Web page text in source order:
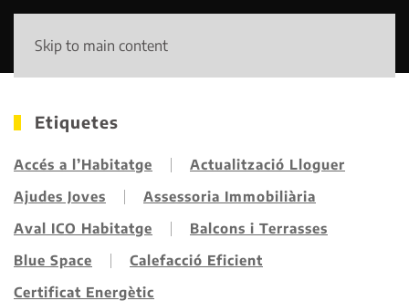
Skip to main content
Etiquetes
Accés a l’Habitatge
Actualització Lloguer
Ajudes Joves
Assessoria Immobiliària
Aval ICO Habitatge
Balcons i Terrasses
Blue Space
Calefacció Eficient
Certificat Energètic